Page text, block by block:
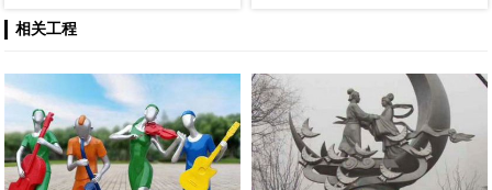
相关工程